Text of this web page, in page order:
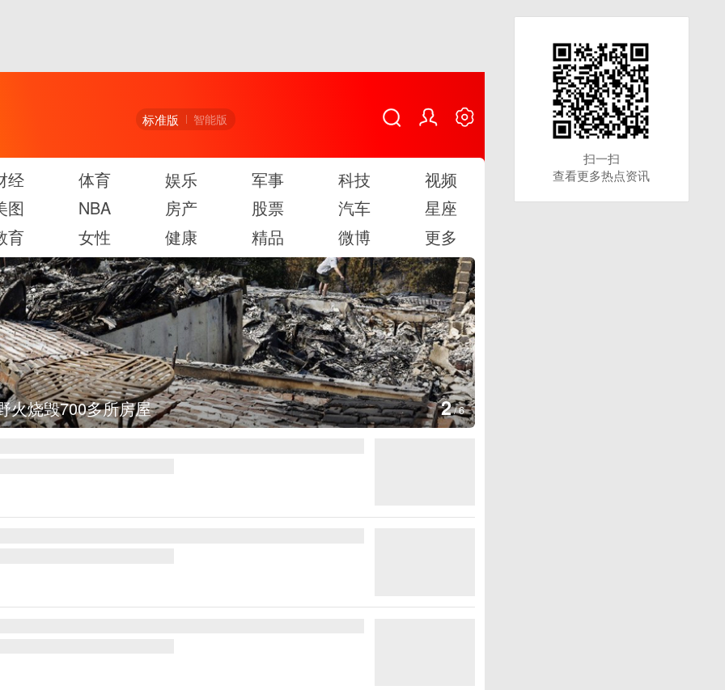
标准版 智能版
经 体育 娱乐 军事 科技
视频
图
NBA 房产 股票 汽车
星座
育
女性 健康 精品 微博 更多
图集
叙利亚：大马士革发生爆炸 3/6
扫一扫
查看更多热点资讯
扫一扫
查看更多热点资讯